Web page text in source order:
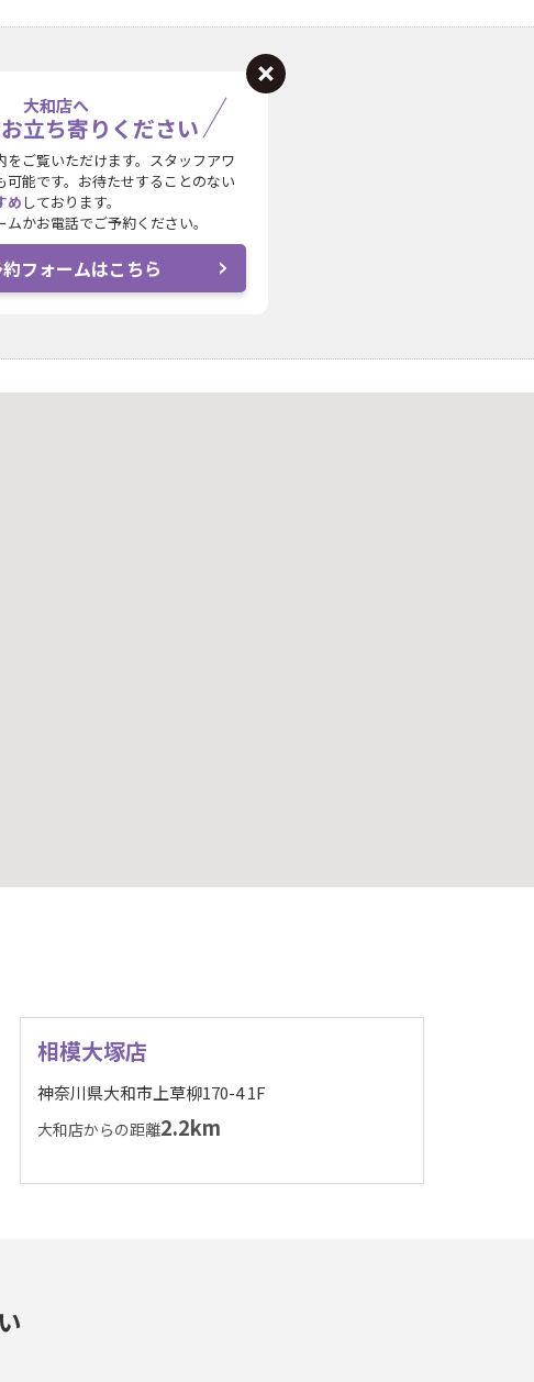
大和店へ
立ち寄りください
をご覧いただけます。スタッフアワ
可能です。お待たせすることのない
め しております。
かお電話でご予約ください。
フォームはこちら
相模大塚店
神奈川県大和市上草柳170-4 1F
大和店からの距離2.2km